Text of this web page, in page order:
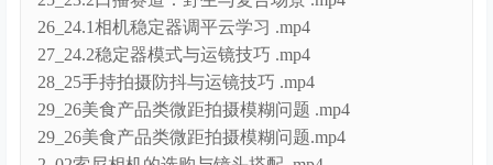
27_24.2稳定器模式与运镜技巧 .mp4
28_25手持拍摄防抖与运镜技巧 .mp4
29_26美食产品类微距拍摄模糊问题 .mp4
29_26美食产品类微距拍摄模糊问题.mp4
2_02索尼相机的选购与镜头搭配 .mp4
30_27拍摄脚本：八大运镜与五大景别 .mp4